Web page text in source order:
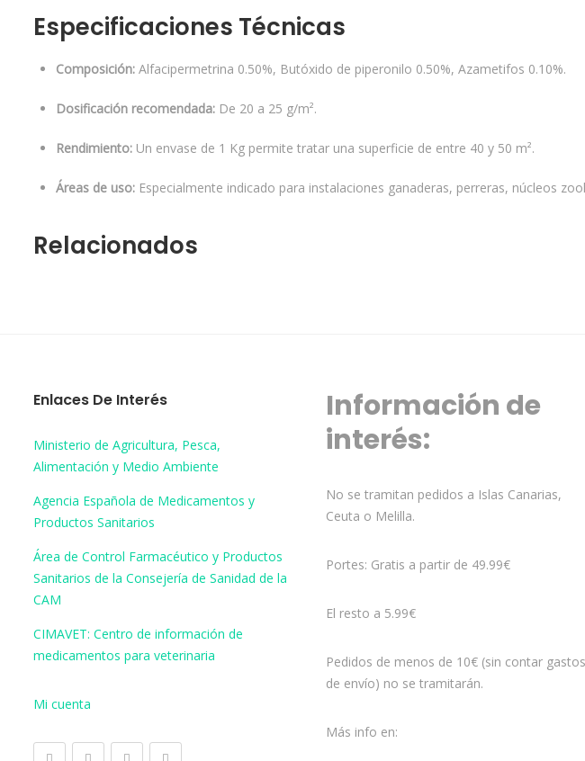
Especificaciones Técnicas
Composición: Alfacipermetrina 0.50%, Butóxido de piperonilo 0.50%, Azametifos 0.10%.
Dosificación recomendada: De 20 a 25 g/m².
Rendimiento: Un envase de 1 Kg permite tratar una superficie de entre 40 y 50 m².
Áreas de uso: Especialmente indicado para instalaciones ganaderas, perreras, núcleos
Relacionados
Enlaces De Interés
Ministerio de Agricultura, Pesca,
Alimentación y Medio Ambiente
Agencia Española de Medicamentos y
Productos Sanitarios
Área de Control Farmacéutico y Productos
Sanitarios de la Consejería de Sanidad de la
CAM
CIMAVET: Centro de información de
medicamentos para veterinaria
Mi cuenta
Información de
interés:
No se tramitan pedidos a Islas Canarias,
Ceuta o Melilla.
Portes: Gratis a partir de 49.99€
El resto a 5.99€
Pedidos de menos de 10€ (sin contar gastos
de envío) no se tramitarán.
Más info en: